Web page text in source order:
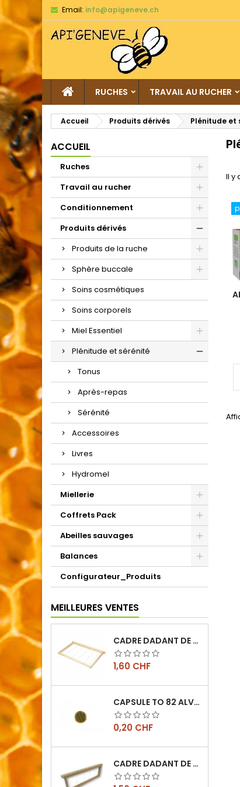
Email: info@apigeneve.ch
RUCHES TRAVAIL AU RUCHER
Accueil Produits dérivés Plénitude et
ACCUEIL
Ruches
Travail au rucher
Conditionnement
Produits dérivés
Produits de la ruche
Sphère buccale
Soins cosmétiques
Soins corporels
Miel Essentiel
Plénitude et sérénité
Tonus
Après-repas
Sérénité
Accessoires
Livres
Hydromel
Miellerie
Coffrets Pack
Abeilles sauvages
Balances
Configurateur_Produits
MEILLEURES VENTES
CADRE DADANT DE CORPS FILÉ VERTICAL
Prix
1,60 CHF
CAPSULE TO 82 ALVÉOLES
Prix
0,20 CHF
CADRE DADANT DE HAUSSE FILÉ VERTICAL
Il y